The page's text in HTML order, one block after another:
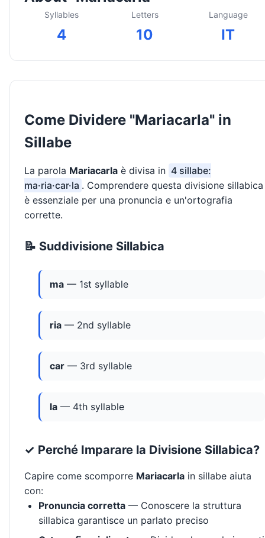
Syllables
4
Letters
10
Language
IT
Come Dividere "Mariacarla" in
Sillabe
La parola Mariacarla è divisa in 4 sillabe:
ma·ria·car·la . Comprendere questa divisione sillabica
è essenziale per una pronuncia e un'ortografia
corrette.
📝 Suddivisione Sillabica
ma — 1st syllable
ria — 2nd syllable
car — 3rd syllable
la — 4th syllable
✓ Perché Imparare la Divisione Sillabica?
Capire come scomporre Mariacarla in sillabe aiuta
con:
Pronuncia corretta — Conoscere la struttura
sillabica garantisce un parlato preciso